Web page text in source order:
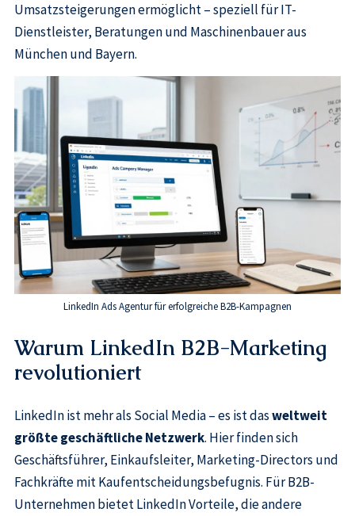
Umsatzsteigerungen ermöglicht – speziell für IT-
Dienstleister, Beratungen und Maschinenbauer aus
München und Bayern.
LinkedIn Ads Agentur für erfolgreiche B2B-Kampagnen
Warum LinkedIn B2B-Marketing
revolutioniert
LinkedIn ist mehr als Social Media – es ist dasweltweit
größte geschäftliche Netzwerk. Hier finden sich
Geschäftsführer, Einkaufsleiter, Marketing-Directors und
Fachkräfte mit Kaufentscheidungsbefugnis. Für B2B-
Unternehmen bietet LinkedIn Vorteile, die andere